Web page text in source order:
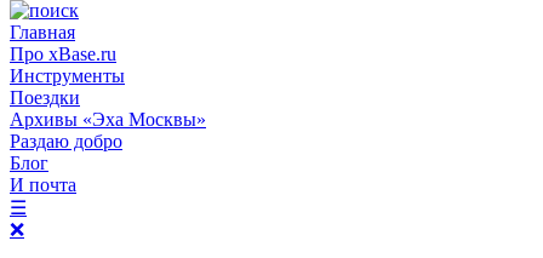
Главная
Про xBase.ru
Инструменты
Поездки
Архивы «Эха Москвы»
Раздаю добро
Блог
И почта
☰
❌